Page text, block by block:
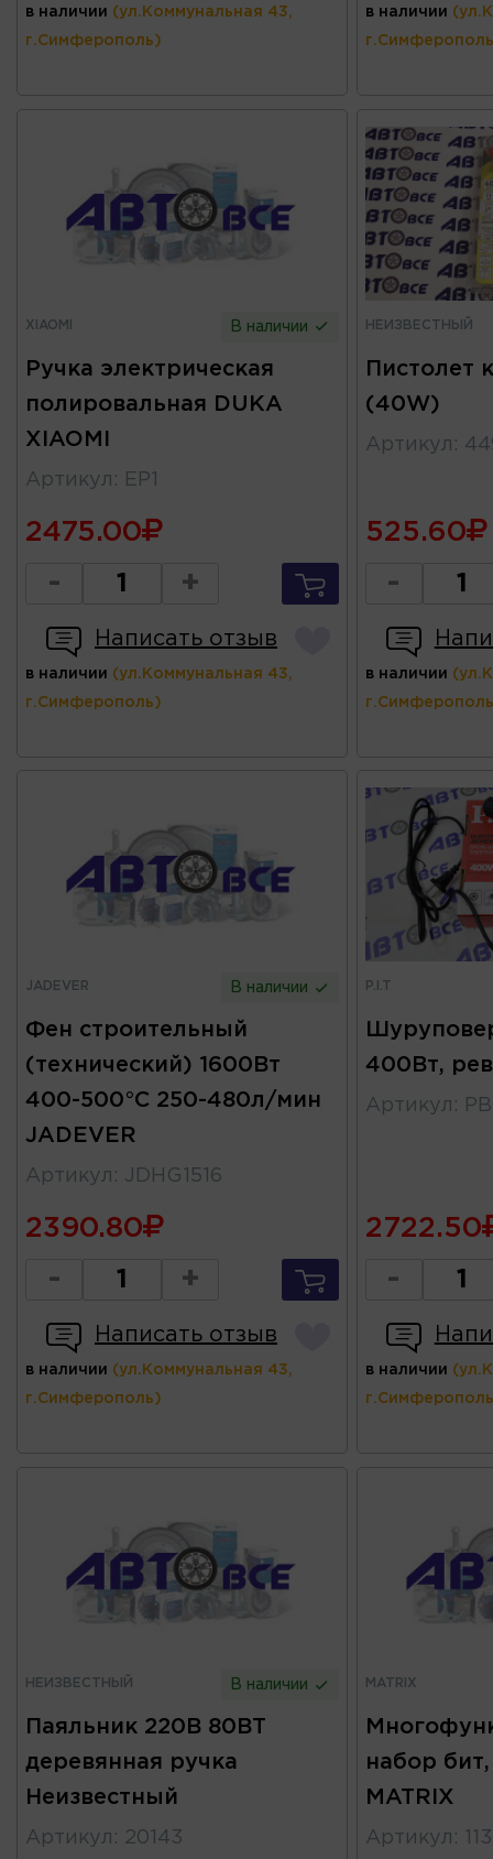
в наличии (ул.Коммунальная 43,
г.Симферополь)
в наличии
XIAOMI В наличии
Ручка электрическая
полировальная DUKA
XIAOMI
Артикул : EP1
2475.00
- +
Написать отзыв
в наличии (ул.Коммунальная 43,
г.Симферополь)
НЕИЗВЕСТНЫЙ
Пистолет
(40W)
Артикул :
525.60
-
в наличии
JADEVER В наличии
Фен строительный
(технический) 1600Вт
400-500°C 250-480л/мин
JADEVER
Артикул : JDHG1516
2390.80
- +
Написать отзыв
в наличии (ул.Коммунальная 43,
г.Симферополь)
P.I.T
400Вт,
Артикул :
2722.50
-
в наличии
НЕИЗВЕСТНЫЙ В наличии
Паяльник 220В 80ВТ
деревянная ручка
Неизвестный
Артикул : 20143
MATRIX
набор
MATRIX
Артикул :